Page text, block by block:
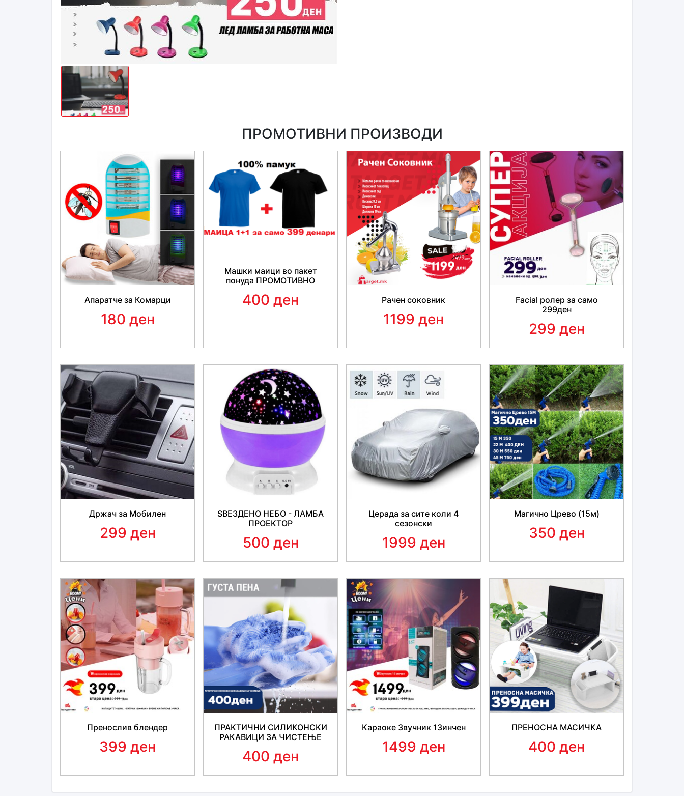
ПРОМОТИВНИ ПРОИЗВОДИ
Апаратче за Комарци
180 ден
Машки маици во пакет
понуда ПРОМОТИВНО
400 ден Рачен соковник
1199 ден
Facial ролер за само
299ден
299 ден
Држач за Мобилен
299 ден
ЅВЕЗДЕНО НЕБО - ЛАМБА
ПРОЕКТОР
500 ден
Церада за сите коли 4
сезонски
1999 ден
Магично Црево (15м)
350 ден
Пренослив блендер
399 ден
ПРАКТИЧНИ СИЛИКОНСКИ
РАКАВИЦИ ЗА ЧИСТЕЊЕ
400 ден
Караоке Звучник 13инчен
1499 ден
ПРЕНОСНА МАСИЧКА
400 ден